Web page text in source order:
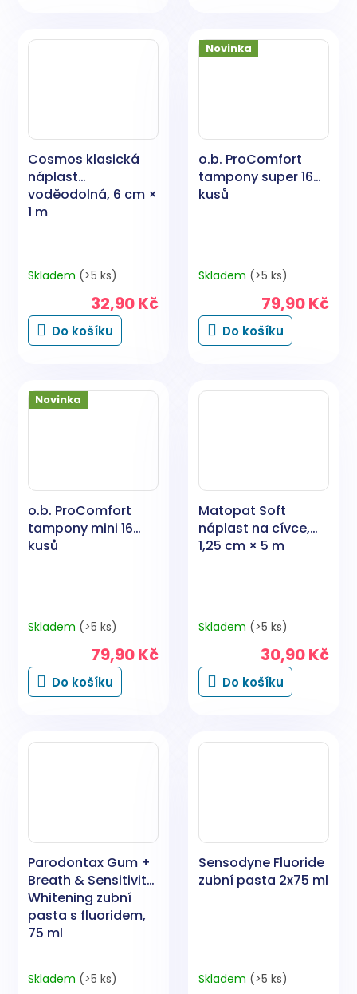
Cosmos klasická
náplast
voděodolná, 6 cm ×
1 m
Skladem (>5 ks)
32,90 Kč
Do košíku
Novinka
o.b. ProComfort
tampony super 16
kusů
Skladem (>5 ks)
79,90 Kč
Do košíku
Novinka
o.b. ProComfort
tampony mini 16
kusů
Skladem (>5 ks)
79,90 Kč
Do košíku
Matopat Soft
náplast na cívce,
1,25 cm × 5 m
Skladem (>5 ks)
30,90 Kč
Do košíku
Parodontax Gum +
Breath & Sensitivity
Whitening zubní
pasta s fluoridem,
75 ml
Skladem (>5 ks)
Sensodyne Fluoride
zubní pasta 2x75 ml
Skladem (>5 ks)